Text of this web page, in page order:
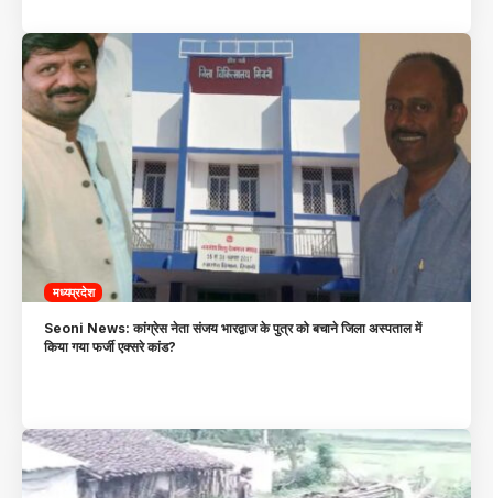
मध्यप्रदेश
Seoni News: कांग्रेस नेता संजय भारद्वाज के पुत्र को बचाने जिला अस्पताल में
किया गया फर्जी एक्सरे कांड?